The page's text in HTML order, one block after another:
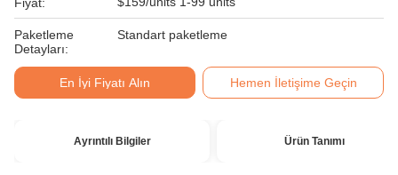
Paketleme
Detayları:
Standart paketleme
En İyi Fiyatı Alın Hemen İletişime Geçin
Ayrıntılı Bilgiler Ürün Tanımı